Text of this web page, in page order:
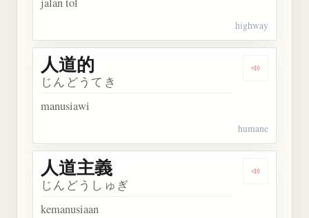
highway
Dengarkan
人道的
じんどうてき
manusiawi
humane
Dengarkan
人道主義
じんどうしゅぎ
kemanusiaan